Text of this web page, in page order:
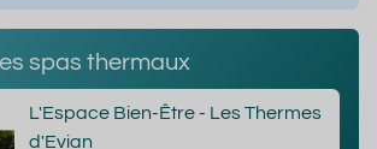
spas thermaux
L'Espace Bien-Être - Les Thermes
d'Evian